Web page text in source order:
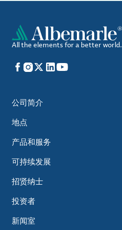
All the elements for a better world.
Facebook
Instagram
X LinkedIn
YouTube
公司简介
地点
产品和服务
可持续发展
招贤纳士
投资者
新闻室